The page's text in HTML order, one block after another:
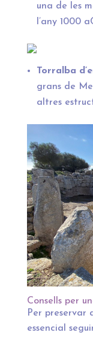
una de les
l’any 1000
Torralba
grans de
altres
Consells per
Per preservar
essencial